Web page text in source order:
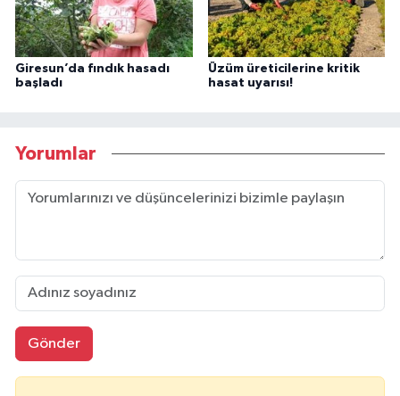
Giresun’da fındık hasadı
başladı
Üzüm üreticilerine kritik
hasat uyarısı!
Yorumlar
Gönder